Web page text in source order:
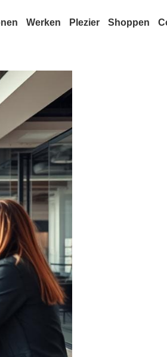
Werken Plezier Shoppen